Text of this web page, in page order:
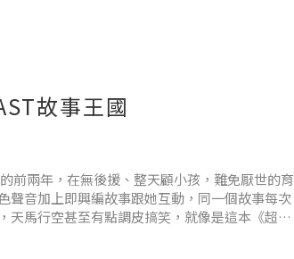
故事王國
前兩年，在無後援、整天顧小孩，難免厭世的育
聲音加上即興編故事跟她互動，同一個故事每次
馬行空甚至有點調皮搞笑，就像是這本《超級